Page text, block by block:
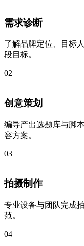
需求诊断
了解品牌定位、目标
段目标。
02
创意策划
编导产出选题库与脚
容方案。
03
拍摄制作
专业设备与团队完成
范。
04